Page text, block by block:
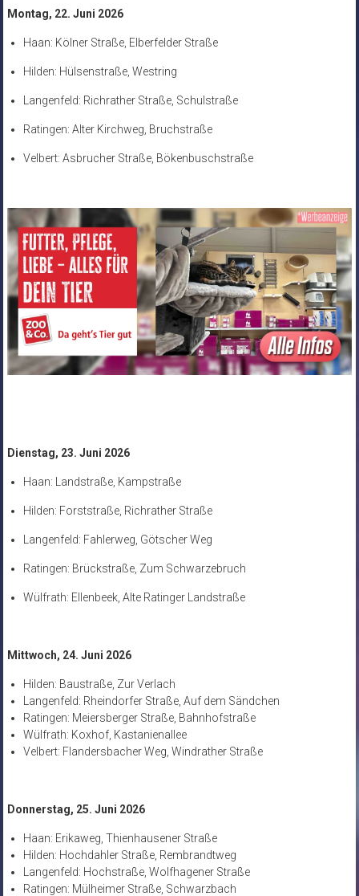
Montag, 22. Juni 2026
Haan: Kölner Straße, Elberfelder Straße
Hilden: Hülsenstraße, Westring
Langenfeld: Richrather Straße, Schulstraße
Ratingen: Alter Kirchweg, Bruchstraße
Velbert: Asbrucher Straße, Bökenbuschstraße
Dienstag, 23. Juni 2026
Haan: Landstraße, Kampstraße
Hilden: Forststraße, Richrather Straße
Langenfeld: Fahlerweg, Götscher Weg
Ratingen: Brückstraße, Zum Schwarzebruch
Wülfrath: Ellenbeek, Alte Ratinger Landstraße
Mittwoch, 24. Juni 2026
Hilden: Baustraße, Zur Verlach
Langenfeld: Rheindorfer Straße, Auf dem Sändchen
Ratingen: Meiersberger Straße, Bahnhofstraße
Wülfrath: Koxhof, Kastanienallee
Velbert: Flandersbacher Weg, Windrather Straße
Donnerstag, 25. Juni 2026
Haan: Erikaweg, Thienhausener Straße
Hilden: Hochdahler Straße, Rembrandtweg
Langenfeld: Hochstraße, Wolfhagener Straße
Ratingen: Mülheimer Straße, Schwarzbach